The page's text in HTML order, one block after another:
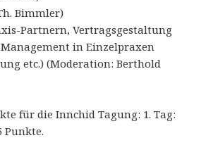
Bimmler)
Partnern, Vertragsgestaltung
in Einzelpraxen
etc.) (Moderation: Berthold
für die Innchid Tagung: 1. Tag:
Punkte.